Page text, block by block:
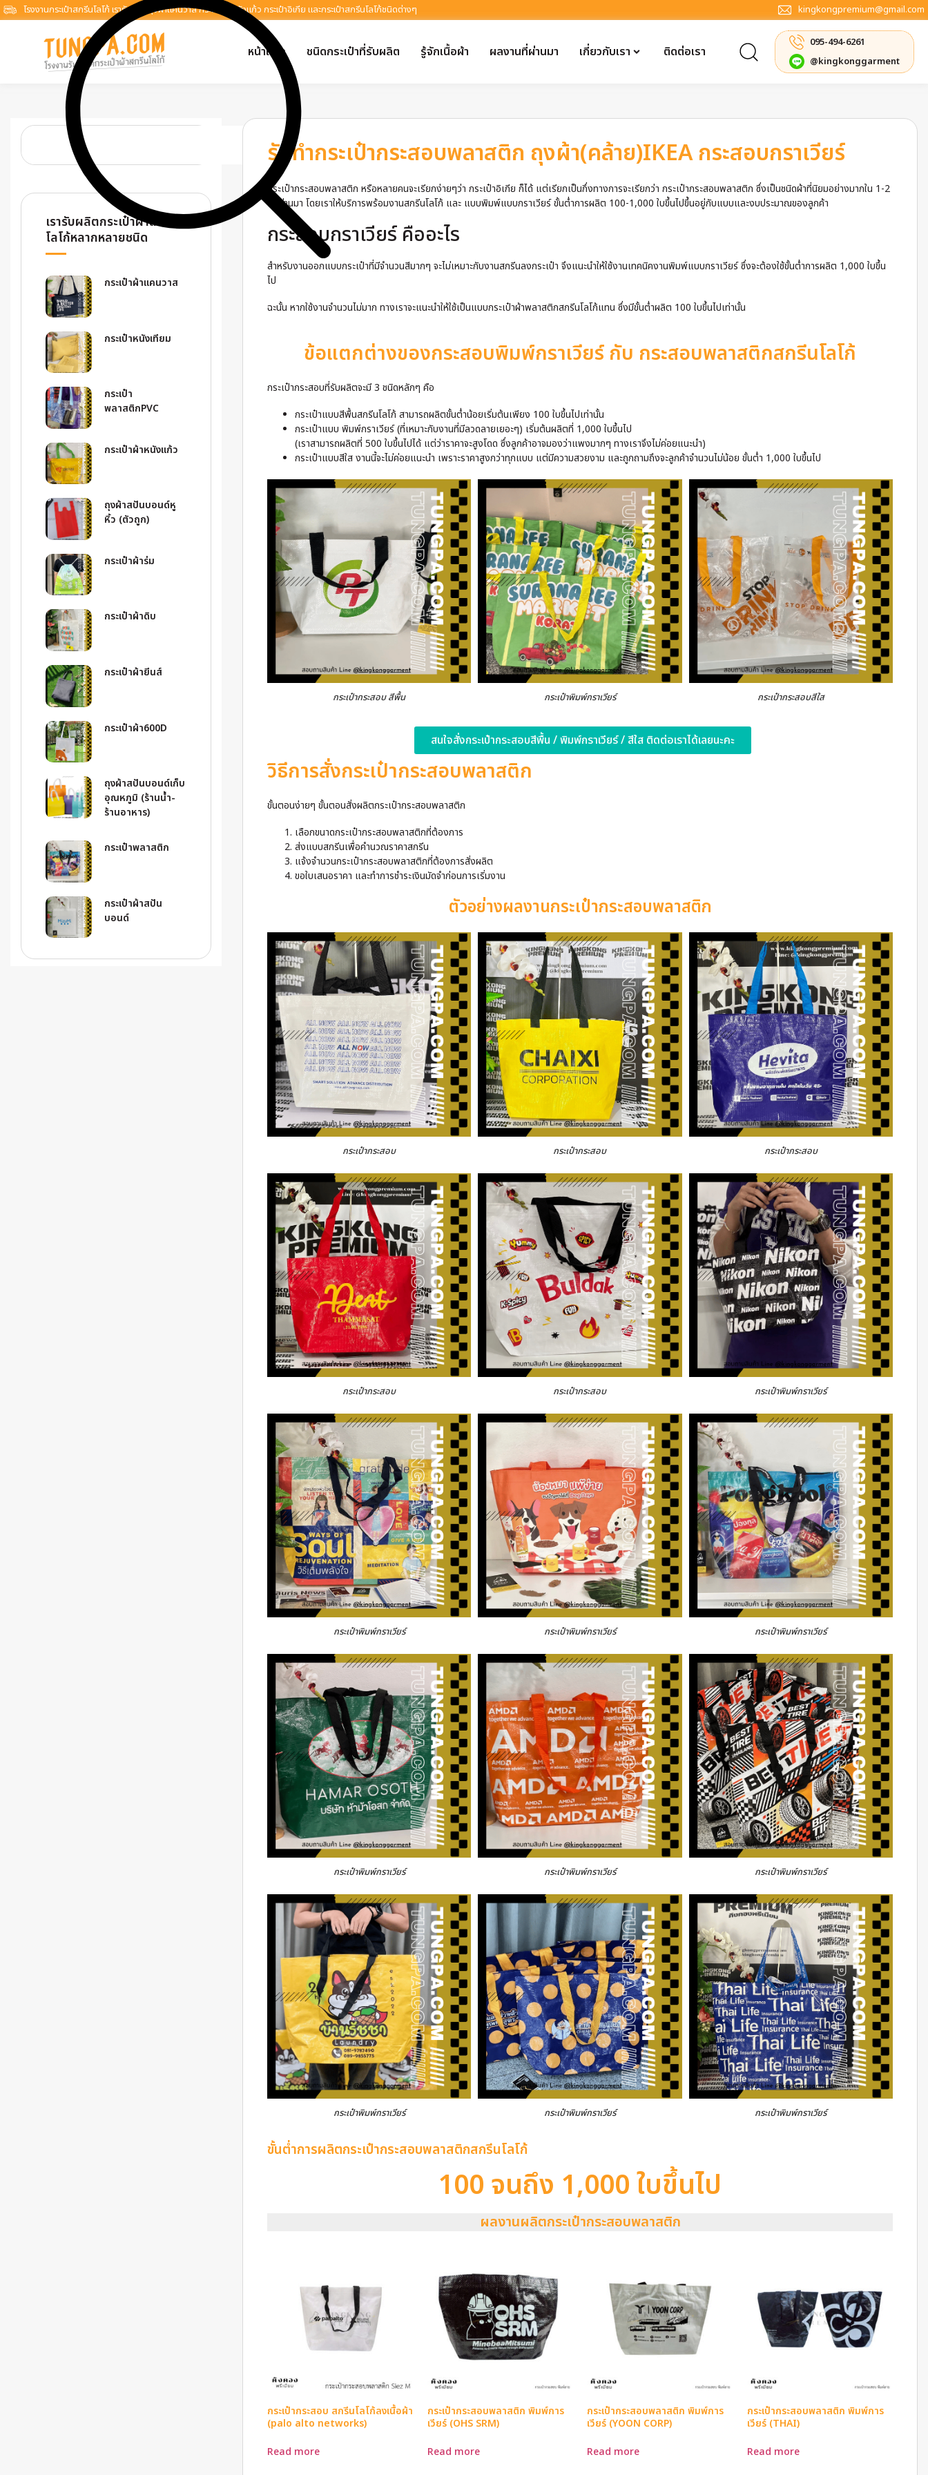
โรงงานกระเป๋าสกรีนโลโก้ เรารับผลิตถุงผ้าแคนวาส กระเป๋าผ้าหนังแก้ว กระเป๋าอิเกีย และกระเป๋าสกรีนโลโก้ชนิดต่างๆ kingkongpremium@gmail.com
หน้าแรก ชนิดกระเป๋าที่รับผลิต รู้จักเนื้อผ้า ผลงานที่ผ่านมา เกี่ยวกับเรา ติดต่อเรา
095-494-6261
@kingkonggarment
เรารับผลิตกระเป๋าผ้าสกรีน
โลโก้หลากหลายชนิด
กระเป๋าผ้าแคนวาส
กระเป๋าหนังเทียม
กระเป๋า
พลาสติกPVC
กระเป๋าผ้าหนังแก้ว
ถุงผ้าสปันบอนด์หู
หิ้ว (ตัวถูก)
กระเป๋าผ้าร่ม
กระเป๋าผ้าดิบ
กระเป๋าผ้ายีนส์
กระเป๋าผ้า600D
ถุงผ้าสปันบอนด์เก็บ
อุณหภูมิ (ร้านน้ำ-
ร้านอาหาร)
กระเป๋าพลาสติก
กระเป๋าผ้าสปัน
บอนด์
รับทำกระเป๋ากระสอบพลาสติก ถุงผ้า(คล้าย)IKEA กระสอบกราเวียร์
กระเป๋ากระสอบพลาสติก หรือหลายคนจะเรียกง่ายๆว่า กระเป๋าอิเกีย ก็ได้ แต่เรียกเป็นกึ่งทางการจะเรียกว่า กระเป๋ากระสอบพลาสติก ซึ่งเป็นชนิดผ้าที่นิยมอย่างมากใน 1-2
ปีที่ผ่านมา โดยเราให้บริการพร้อมงานสกรีนโลโก้ และ แบบพิมพ์แบบกราเวียร์ ขั้นต่ำการผลิต 100-1,000 ใบขึ้นไปขึ้นอยู่กับแบบและงบประมาณของลูกค้า
กระสอบกราเวียร์ คืออะไร
สำหรับงานออกแบบกระเป๋าที่มีจำนวนสีมากๆ จะไม่เหมาะกับงานสกรีนลงกระเป๋า จึงแนะนำให้ใช้งานเทคนิคงานพิมพ์แบบกราเวียร์ ซึ่งจะต้องใช้ขั้นต่ำการผลิต 1,000 ใบขึ้น
ไป
ฉะนั้น หากใช้งานจำนวนไม่มาก ทางเราจะแนะนำให้ใช้เป็นแบบกระเป๋าผ้าพลาสติกสกรีนโลโก้แทน ซึ่งมีขั้นต่ำผลิต 100 ใบขึ้นไปเท่านั้น
ข้อแตกต่างของกระสอบพิมพ์กราเวียร์ กับ กระสอบพลาสติกสกรีนโลโก้
กระเป๋ากระสอบที่รับผลิตจะมี 3 ชนิดหลักๆ คือ
กระเป๋าแบบสีพื้นสกรีนโลโก้ สามารถผลิตขั้นต่ำน้อยเริ่มต้นเพียง 100 ใบขึ้นไปเท่านั้น
กระเป๋าแบบ พิมพ์กราเวียร์ (ที่เหมาะกับงานที่มีลวดลายเยอะๆ) เริ่มต้นผลิตที่ 1,000 ใบขึ้นไป
(เราสามารถผลิตที่ 500 ใบขึ้นไปได้ แต่ว่าราคาจะสูงโดด ซึ่งลูกค้าอาจมองว่าแพงมากๆ ทางเราจึงไม่ค่อยแนะนำ)
กระเป๋าแบบสีใส งานนี้จะไม่ค่อยแนะนำ เพราะราคาสูงกว่าทุกแบบ แต่มีความสวยงาม และถูกถามถึงจะลูกค้าจำนวนไม่น้อย ขั้นต่ำ 1,000 ใบขึ้นไป
กระเป๋ากระสอบ สีพื้น กระเป๋าพิมพ์กราเวียร์ กระเป๋ากระสอบสีใส
สนใจสั่งกระเป๋ากระสอบสีพื้น / พิมพ์กราเวียร์ / สีใส ติดต่อเราได้เลยนะคะ
วิธีการสั่งกระเป๋ากระสอบพลาสติก
ขั้นตอนง่ายๆ ขั้นตอนสั่งผลิตกระเป๋ากระสอบพลาสติก
เลือกขนาดกระเป๋ากระสอบพลาสติกที่ต้องการ
ส่งแบบสกรีนเพื่อคำนวณราคาสกรีน
แจ้งจำนวนกระเป๋ากระสอบพลาสติกที่ต้องการสั่งผลิต
ขอใบเสนอราคา และทำการชำระเงินมัดจำก่อนการเริ่มงาน
ตัวอย่างผลงานกระเป๋ากระสอบพลาสติก
กระเป๋ากระสอบ กระเป๋ากระสอบ กระเป๋ากระสอบ
กระเป๋ากระสอบ กระเป๋ากระสอบ กระเป๋าพิมพ์กราเวียร์
กระเป๋าพิมพ์กราเวียร์ กระเป๋าพิมพ์กราเวียร์ กระเป๋าพิมพ์กราเวียร์
กระเป๋าพิมพ์กราเวียร์ กระเป๋าพิมพ์กราเวียร์ กระเป๋าพิมพ์กราเวียร์
กระเป๋าพิมพ์กราเวียร์ กระเป๋าพิมพ์กราเวียร์ กระเป๋าพิมพ์กราเวียร์
ขั้นต่ำการผลิตกระเป๋ากระสอบพลาสติกสกรีนโลโก้
100 จนถึง 1,000 ใบขึ้นไป
ผลงานผลิตกระเป๋ากระสอบพลาสติก
กระเป๋ากระสอบ สกรีนโลโก้ลงเนื้อผ้า
(palo alto networks)
Read more
กระเป๋ากระสอบพลาสติก พิมพ์การ
เวียร์ (OHS SRM)
Read more
กระเป๋ากระสอบพลาสติก พิมพ์การ
เวียร์ (YOON CORP)
Read more
กระเป๋ากระสอบพลาสติก พิมพ์การ
เวียร์ (THAI)
Read more